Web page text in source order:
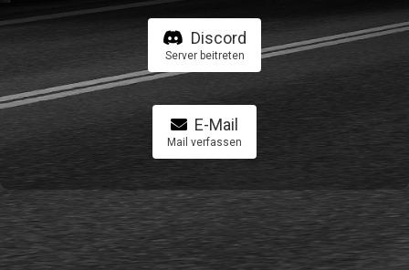
Discord
Server beitreten
E-Mail
Mail verfassen